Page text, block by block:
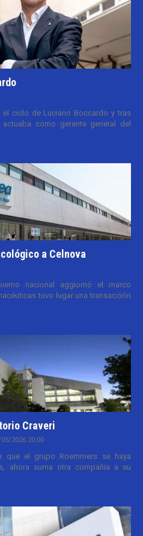
el ciclo de Luciano Boccardo y tras
como gerente general del
a Celnova
nacional aggiornó el marco
tuvo lugar una transacción
Craveri
2026 20:00
el grupo Roemmers se haya
ahora suma otra compañía a su